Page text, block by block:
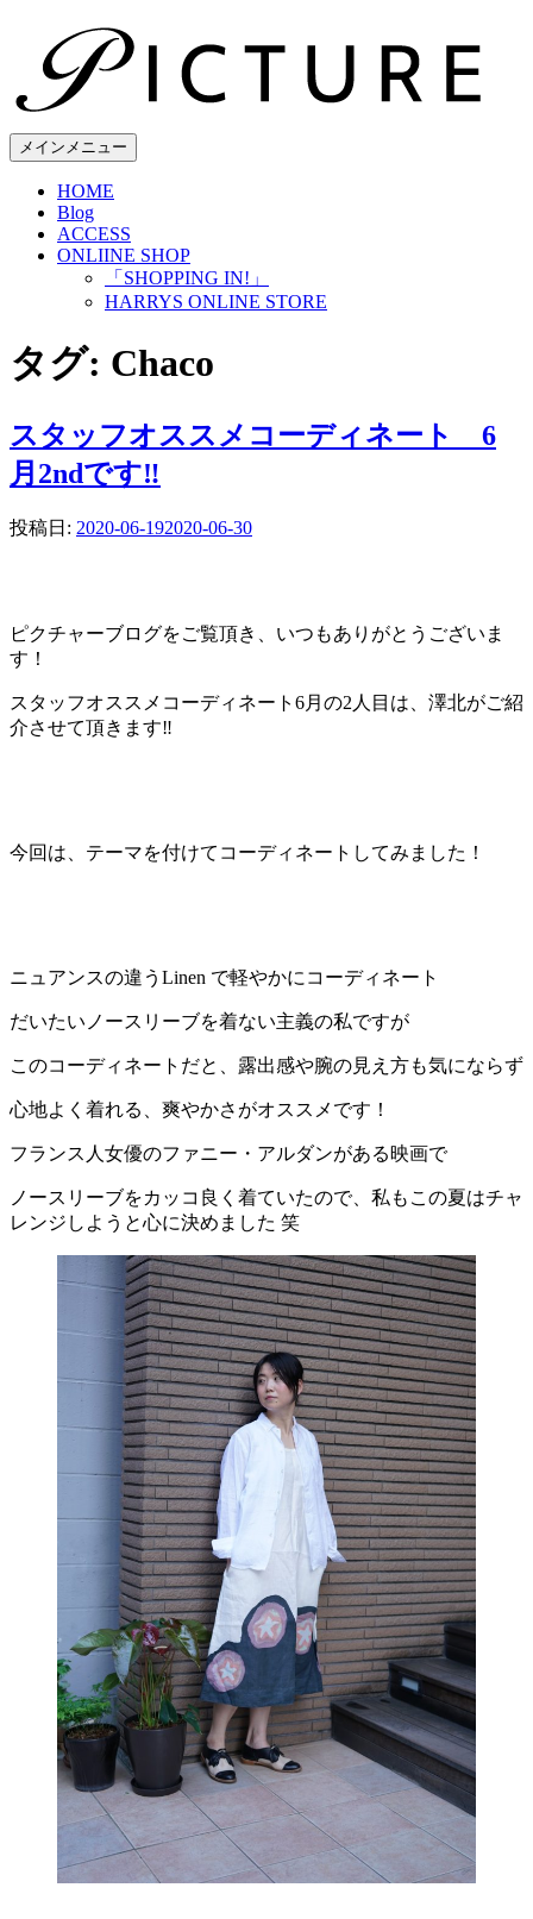
ン
へメインメニュー
HOME
Blog
ACCESS
ONLIINE SHOP
「SHOPPING IN!」
HARRYS ONLINE STORE
タグ: Chaco
スタッフオススメコーディネート 6
月2ndです‼︎
投稿日: 2020-06-192020-06-30
ピクチャーブログをご覧頂き、いつもありがとうございま
す！
スタッフオススメコーディネート6月の2人目は、澤北がご紹
介させて頂きます‼︎
今回は、テーマを付けてコーディネートしてみました！
ニュアンスの違うLinen で軽やかにコーディネート
だいたいノースリーブを着ない主義の私ですが
このコーディネートだと、露出感や腕の見え方も気にならず
心地よく着れる、爽やかさがオススメです！
フランス人女優のファニー・アルダンがある映画で
ノースリーブをカッコ良く着ていたので、私もこの夏はチャ
レンジしようと心に決めました 笑